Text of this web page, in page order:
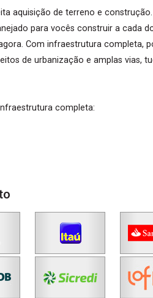
aquisição de terreno e
para vocês construir a cada
Com infraestrutura completa,
de urbanização e amplas vias,
completa: